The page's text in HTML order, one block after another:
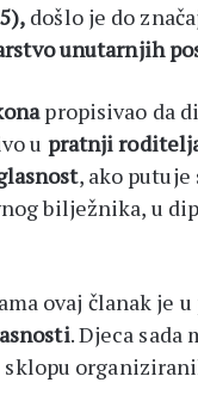
došlo je do
unutarnjih
propisivao da
u pratnji
, ako putuje
bilježnika, u
ovaj članak je
. Djeca